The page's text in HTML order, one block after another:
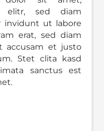
elitr, sed diam
invidunt ut labore
erat, sed diam
accusam et justo
Stet clita kasd
sanctus est